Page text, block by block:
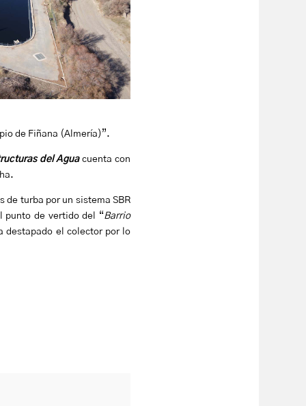
de Fiñana (Almería)”.
del Aguacuenta con
de turba por un sistema SBR
punto de vertido del “Barrio
destapado el colector por lo